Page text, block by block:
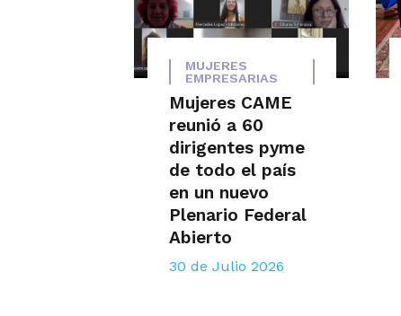
MUJERES
EMPRESARIAS
Mujeres CAME
reunió a 60
dirigentes pyme
de todo el país
en un nuevo
Plenario Federal
Abierto
30 de Julio 2026